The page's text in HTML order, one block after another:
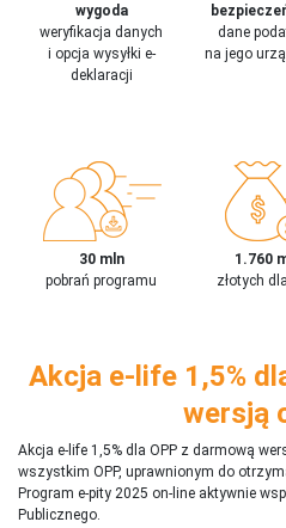
wygoda
weryfikacja danych
i opcja wysyłki e-
deklaracji
dane
na jego
30 mln
pobrań programu
1.760
złotych
Akcja e-life 1,5%
wersją
Akcja e-life 1,5% dla OPP z darmową
wszystkim OPP, uprawnionym do
Program e-pity 2025 on-line aktywnie
Publicznego.